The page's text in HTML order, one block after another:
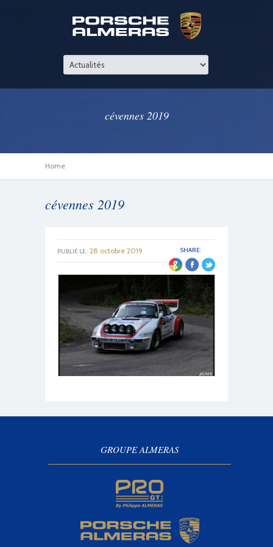
cévennes 2019
Home
cévennes 2019
SHARE:
PUBLIÉ LE : 28 octobre 2019
GROUPE ALMERAS